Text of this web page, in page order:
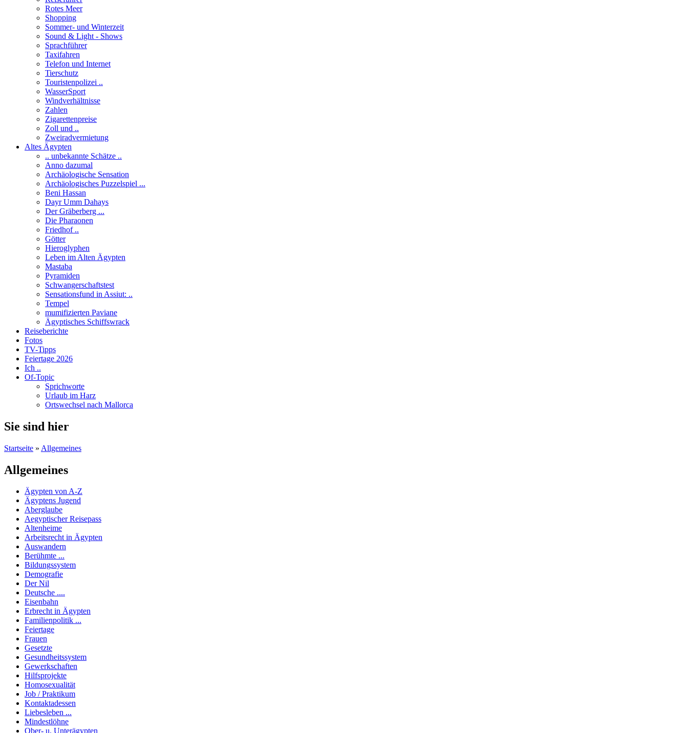
Rotes Meer
Shopping
Sommer- und Winterzeit
Sound & Light - Shows
Sprachführer
Taxifahren
Telefon und Internet
Tierschutz
Touristenpolizei ..
WasserSport
Windverhältnisse
Zahlen
Zigarettenpreise
Zoll und ..
Zweiradvermietung
Altes Ägypten
.. unbekannte Schätze ..
Anno dazumal
Archäologische Sensation
Archäologisches Puzzelspiel ...
Beni Hassan
Dayr Umm Dahays
Der Gräberberg ...
Die Pharaonen
Friedhof ..
Götter
Hieroglyphen
Leben im Alten Ägypten
Mastaba
Pyramiden
Schwangerschaftstest
Sensationsfund in Assiut: ..
Tempel
mumifizierten Paviane
Ägyptisches Schiffswrack
Reiseberichte
Fotos
TV-Tipps
Feiertage 2026
Ich ..
Of-Topic
Sprichworte
Urlaub im Harz
Ortswechsel nach Mallorca
Sie sind hier
Startseite » Allgemeines
Allgemeines
Ägypten von A-Z
Ägyptens Jugend
Aberglaube
Aegyptischer Reisepass
Altenheime
Arbeitsrecht in Ägypten
Auswandern
Berühmte ...
Bildungssystem
Demografie
Der Nil
Deutsche ....
Eisenbahn
Erbrecht in Ägypten
Familienpolitik ...
Feiertage
Frauen
Gesetzte
Gesundheitssystem
Gewerkschaften
Hilfsprojekte
Homosexualität
Job / Praktikum
Kontaktadessen
Liebesleben ...
Mindestlöhne
Ober- u. Unterägypten